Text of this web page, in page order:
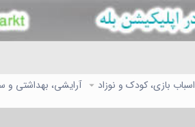
اسباب بازی، کودک و نوزاد آرایشی، بهداشتی و